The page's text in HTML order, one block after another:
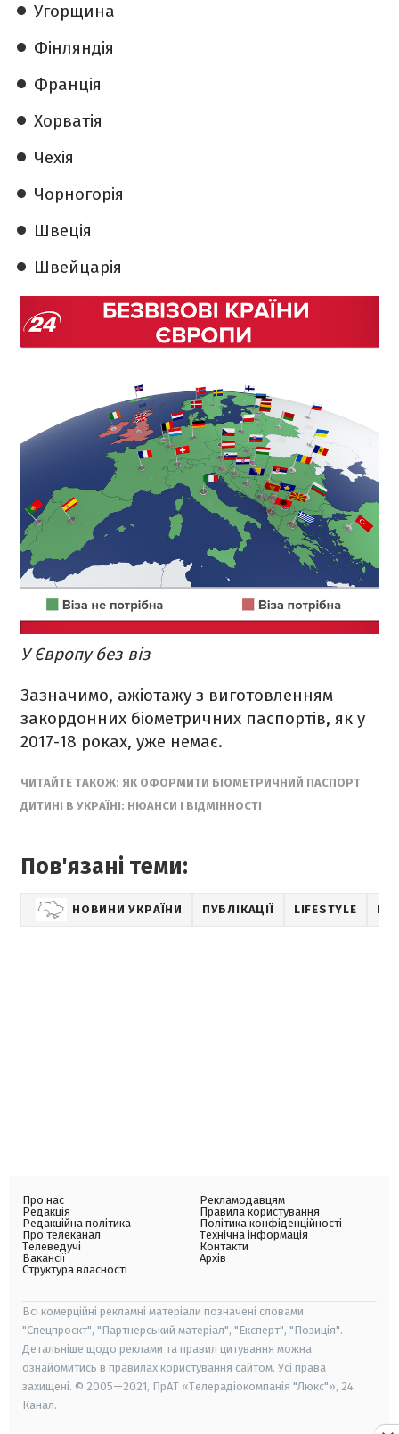
Угорщина
Фінляндія
Франція
Хорватія
Чехія
Чорногорія
Швеція
Швейцарія
У Європу без віз
Зазначимо, ажіотажу з виготовленням
закордонних біометричних паспортів, як у
2017-18 роках, уже немає.
ЧИТАЙТЕ ТАКОЖ: ЯК ОФОРМИТИ БІОМЕТРИЧНИЙ ПАСПОРТ
ДИТИНІ В УКРАЇНІ: НЮАНСИ І ВІДМІННОСТІ
Пов'язані теми:
НОВИНИ УКРАЇНИ ПУБЛІКАЦІЇ LIFESTYLE
Про нас
Редакція
Редакційна політика
Про телеканал
Телеведучі
Вакансії
Структура власності
Рекламодавцям
Правила користування
Політика конфіденційності
Технічна інформація
Контакти
Архів
Всі комерційні рекламні матеріали позначені словами
"Спецпроєкт", "Партнерський матеріал", "Експерт", "Позиція".
Детальніше щодо реклами та правил цитування можна
ознайомитись в правилах користування сайтом. Усі права
захищені. © 2005—2021, ПрАТ «Телерадіокомпанія "Люкс"», 24
Канал.